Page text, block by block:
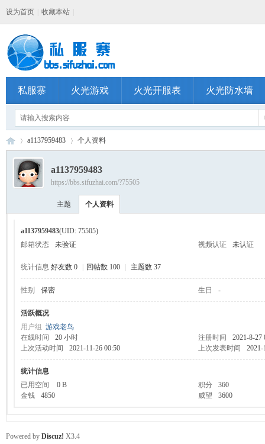
设为首页 收藏本站
私服寨 火光游戏 火光开服表 火光防水墙
a1137959483 个人资料
a1137959483
https://bbs.sifuzhai.com/?75505
主题 个人资料
a1137959483(UID: 75505)
邮箱状态
未验证 视频认证 未认证
统计信息 好友数 0 回帖数 100 主题数 37
性别 保密 生日 -
活跃概况
用户组 游戏老鸟
在线时间
20 小时 注册时间
2021-8-27
上次活动时间
2021-11-26 00:50 上次发表时间 2021-
统计信息
已用空间
0 B 积分
360
金钱
4850 威望 3600
Powered by Discuz! X3.4